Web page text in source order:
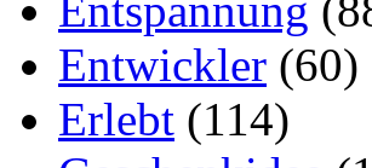
Entwickler (60)
Erlebt (114)